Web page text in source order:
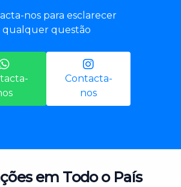
nos para esclarecer
qualquer questão
Contacta-
nos
em Todo o País